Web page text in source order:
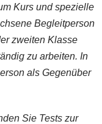
Kurs und spezielle
Begleitperson
zweiten Klasse
zu arbeiten. In
als Gegenüber
Sie Tests zur